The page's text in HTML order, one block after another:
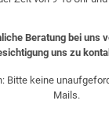
Beratung bei uns
uns zu
Bitte keine
Mails.